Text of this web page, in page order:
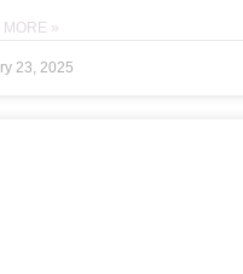
MORE »
23, 2025